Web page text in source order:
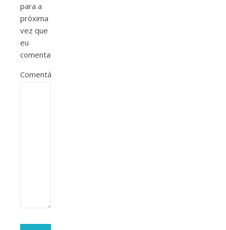
para a
próxima
vez que
eu
comentar.
Comentário